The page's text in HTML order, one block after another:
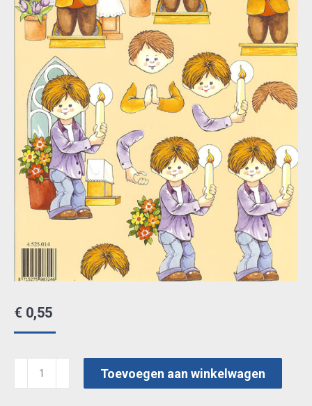
€ 0,55
3d
Toevoegen aan winkelwagen